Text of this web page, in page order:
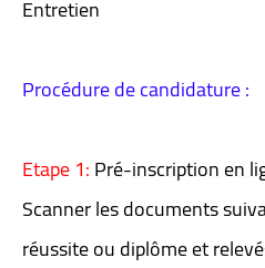
Entretien
Procédure de candidature :
Etape 1:Pré-inscription en
Scanner les documents
réussite ou diplôme et